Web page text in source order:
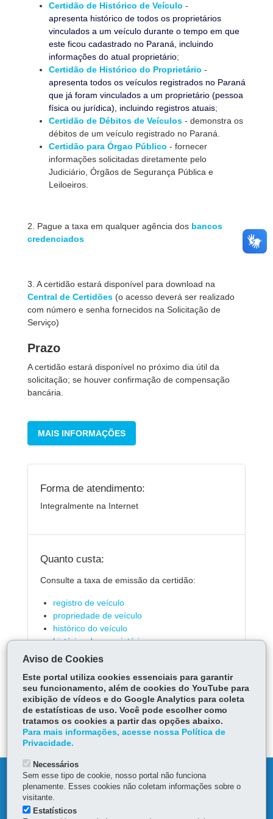
Certidão de Histórico de Veículo -
apresenta histórico de todos os proprietários
vinculados a um veículo durante o tempo em que
este ficou cadastrado no Paraná, incluindo
informações do atual proprietário;
Certidão de Histórico do Proprietário -
apresenta todos os veículos registrados no Paraná
que já foram vinculados a um proprietário (pessoa
física ou jurídica), incluindo registros atuais;
Certidão de Débitos de Veículos - demonstra os
débitos de um veículo registrado no Paraná.
Certidão para Órgao Público - fornecer
informações solicitadas diretamente pelo
Judiciário, Órgãos de Segurança Pública e
Leiloeiros.
2. Pague a taxa em qualquer agência dos bancos
credenciados
3. A certidão estará disponível para download na
Central de Certidões (o acesso deverá ser realizado
com número e senha fornecidos na Solicitação de
Serviço)
Prazo
A certidão estará disponível no próximo dia útil da
solicitação; se houver confirmação de compensação
bancária.
MAIS INFORMAÇÕES
Forma de atendimento:
Integralmente na Internet
Quanto custa:
Consulte a taxa de emissão da certidão:
registro de veículo
propriedade de veículo
histórico do veículo
histórico do proprietário
débitos de veículo
ÓRGÃO RESPONSÁVEL
DEIXE SUA OPINIÃO
DENUNCIE CORRUPÇÃO
Aviso de Cookies
Este portal utiliza cookies essenciais para garantir
seu funcionamento, além de cookies do YouTube para
exibição de vídeos e do Google Analytics para coleta
de estatísticas de uso. Você pode escolher como
tratamos os cookies a partir das opções abaixo.
Para mais informações, acesse nossa Política de
Privacidade.
Necessários
Sem esse tipo de cookie, nosso portal não funciona
plenamente. Esses cookies não coletam informações sobre o
visitante.
Estatísticos